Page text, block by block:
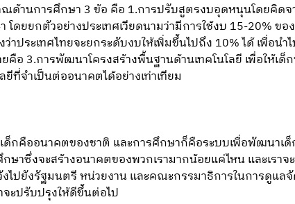
ด้านการศึกษา 3 ข้อ คือ 1.การปรับสูตรงบอุดหนุนโดยคิด
ดยยกตัวอย่างประเทศเวียดนามว่ามีการใช้งบ 15-20% ข
ประเทศไทยจะยกระดับงบให้เพิ่มขึ้นไปถึง 10% ได้ เพื่อนำ
3.การพัฒนาโครงสร้างพื้นฐานด้านเทคโนโลยี เพื่อให้เด็
ยีที่จำเป็นต่ออนาคตได้อย่างเท่าเทียม
ด็กคืออนาคตของชาติ และการศึกษาก็คือระบบเพื่อพัฒนาเ
ษาซึ่งจะสร้างอนาคตของพวกเรามากน้อยแค่ไหน และเราจ
ไปยังรัฐมนตรี หน่วยงาน และคณะกรรมาธิการในการดูแ
ะปรับปรุงให้ดีขึ้นต่อไป